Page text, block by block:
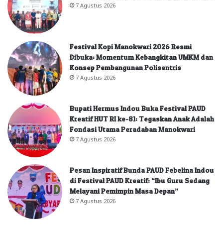
7 Agustus 2026
Festival Kopi Manokwari 2026 Resmi
Dibuka: Momentum Kebangkitan UMKM dan
Konsep Pembangunan Polisentris
7 Agustus 2026
Bupati Hermus Indou Buka Festival PAUD
Kreatif HUT RI ke-81: Tegaskan Anak Adalah
Fondasi Utama Peradaban Manokwari
7 Agustus 2026
Pesan Inspiratif Bunda PAUD Febelina Indou
di Festival PAUD Kreatif: “Ibu Guru Sedang
Melayani Pemimpin Masa Depan”
7 Agustus 2026